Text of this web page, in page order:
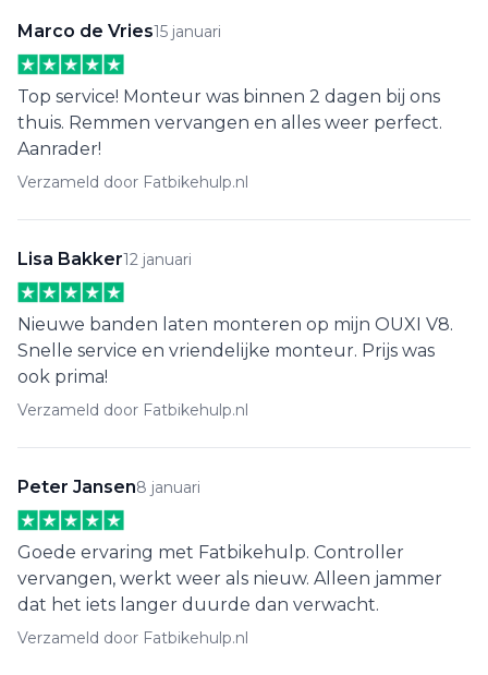
Marco de Vries15 januari
Top service! Monteur was binnen 2 dagen bij ons
thuis. Remmen vervangen en alles weer perfect.
Aanrader!
Verzameld door Fatbikehulp.nl
Lisa Bakker12 januari
Nieuwe banden laten monteren op mijn OUXI V8.
Snelle service en vriendelijke monteur. Prijs was
ook prima!
Verzameld door Fatbikehulp.nl
Peter Jansen8 januari
Goede ervaring met Fatbikehulp. Controller
vervangen, werkt weer als nieuw. Alleen jammer
dat het iets langer duurde dan verwacht.
Verzameld door Fatbikehulp.nl